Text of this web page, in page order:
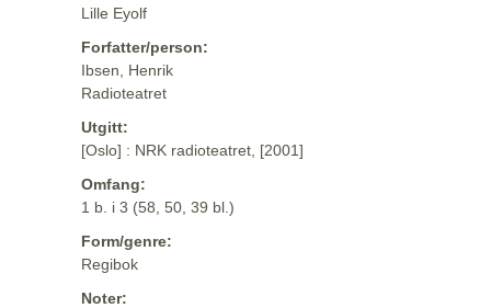
Lille Eyolf
Forfatter/person:
Ibsen, Henrik
Radioteatret
Utgitt:
[Oslo] : NRK radioteatret, [2001]
Omfang:
1 b. i 3 (58, 50, 39 bl.)
Form/genre:
Regibok
Noter: